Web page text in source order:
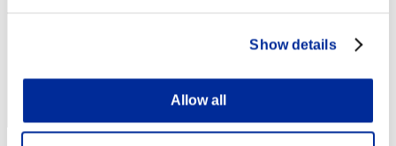
Show details
Allow all